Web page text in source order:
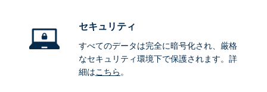
セキュリティ
すべてのデータは完全に暗号化され、厳格
なセキュリティ環境下で保護されます。詳
細はこちら。